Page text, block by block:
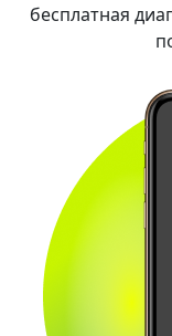
бесплатная